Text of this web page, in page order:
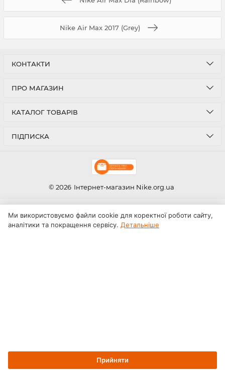
Nike Air Max 2017 (Grey)
КОНТАКТИ
ПРО МАГАЗИН
КАТАЛОГ ТОВАРІВ
ПІДПИСКА
© 2026 Інтернет-магазин Nike.org.ua
Ми використовуємо файли cookie для коректної роботи сайту,
аналітики та покращення сервісу. Детальніше
Прийняти